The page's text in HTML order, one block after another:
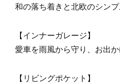
和の落ち着きと北欧のシン
【インナーガレージ】
愛車を雨風から守り、お出
【リビングポケット】